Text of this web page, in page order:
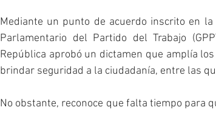
Mediante un punto de acuerdo inscrito en
Parlamentario del Partido del Trabajo
República aprobó un dictamen que amplía
brindar seguridad a la ciudadanía, entre las
No obstante, reconoce que falta tiempo para